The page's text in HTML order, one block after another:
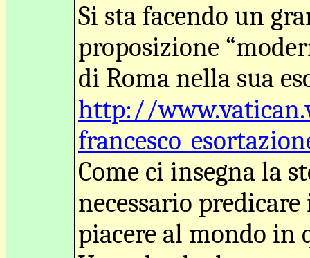
Si sta facendo un
proposizione
di Roma nella sua
http://
Come ci insegna la
necessario
piacere al mondo in